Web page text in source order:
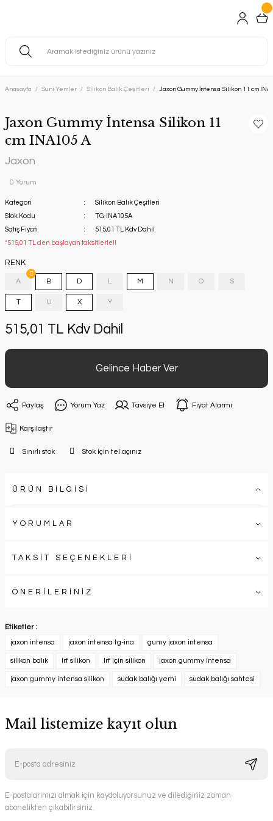
Anasayfa Suni Yemler Silikon Balık Çeşitleri Jaxon Gummy İntensa Silikon 11 cm
Jaxon Gummy İntensa Silikon 11
cm INA105 A
Jaxon
0 Yorum
Kategori
Silikon Balık Çeşitleri
Stok Kodu
TG-INA105A
Satış Fiyatı
515,01 TL Kdv Dahil
*515,01 TL den başlayan taksitlerle!!
RENK
A B D L M N O S
T U X Y
515,01 TL Kdv Dahil
Gelince Haber Ver
Paylaş Yorum Yaz Tavsiye Et Fiyat Alarmı
Karşılaştır
Sınırlı stok Stok için tel açınız
ÜRÜN BİLGİSİ
YORUMLAR
TAKSİT SEÇENEKLERİ
ÖNERİLERİNİZ
Etiketler :
jaxon intensa
jaxon intensa tg-ina gumy jaxon intensa
silikon balık lrf silikon lrf için silikon jaxon gummy intensa
jaxon gummy intensa silikon sudak balığı yemi sudak balığı sahtesi
Mail listemize kayıt olun
E-postalarımızı almak için kaydoluyorsunuz ve dilediğiniz zaman
abonelikten çıkabilirsiniz.